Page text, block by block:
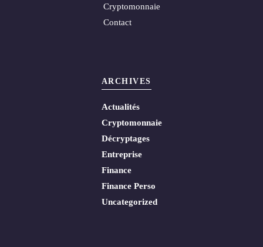
Cryptomonnaie
Contact
ARCHIVES
Actualités
Cryptomonnaie
Décryptages
Entreprise
Finance
Finance Perso
Uncategorized